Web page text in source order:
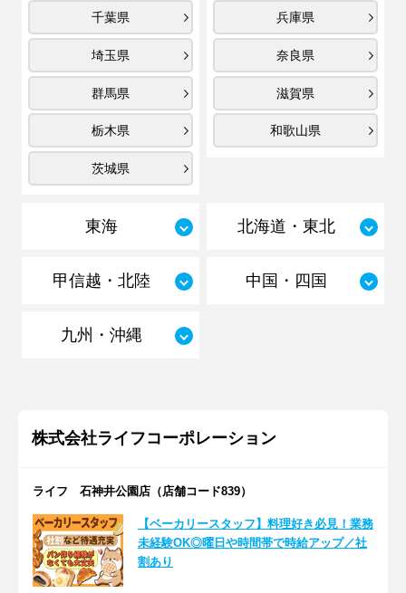
千葉県
埼玉県
群馬県
栃木県
茨城県
兵庫県
奈良県
滋賀県
和歌山県
東海 北海道・東北
甲信越・北陸 中国・四国
九州・沖縄
株式会社ライフコーポレーション
ライフ 石神井公園店（店舗コード839）
【ベーカリースタッフ】料理好き必見！業務
未経験OK◎曜日や時間帯で時給アップ／社
割あり